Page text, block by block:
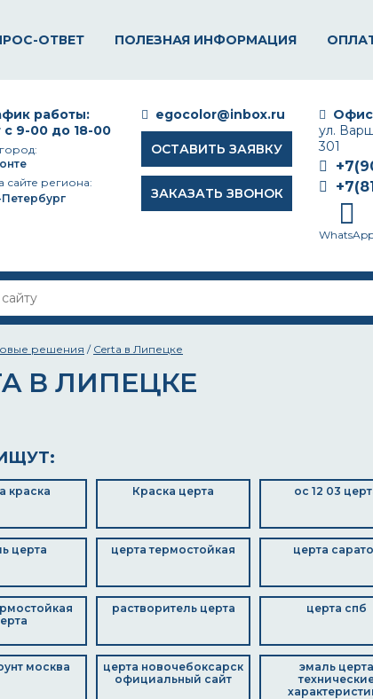
ОТВЕТ ПОЛЕЗНАЯ ИНФОРМАЦИЯ
ул.
301
egocolor@inbox.ru
ОСТАВИТЬ ЗАЯВКУ
ЗАКАЗАТЬ ЗВОНОК
работы:
с 9-00 до 18-00
сайте региона:
Петербург
решения / Certa в Липецке
В ЛИПЕЦКЕ
краска Краска церта ос 12 03
церта церта термостойкая церта
растворитель церта церта спб
москва
церта новочебоксарск
официальный сайт
эмаль церта